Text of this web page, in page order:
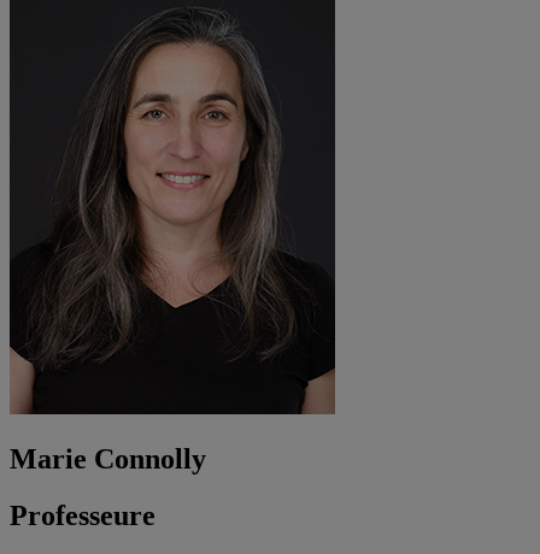
Marie Connolly
Professeure